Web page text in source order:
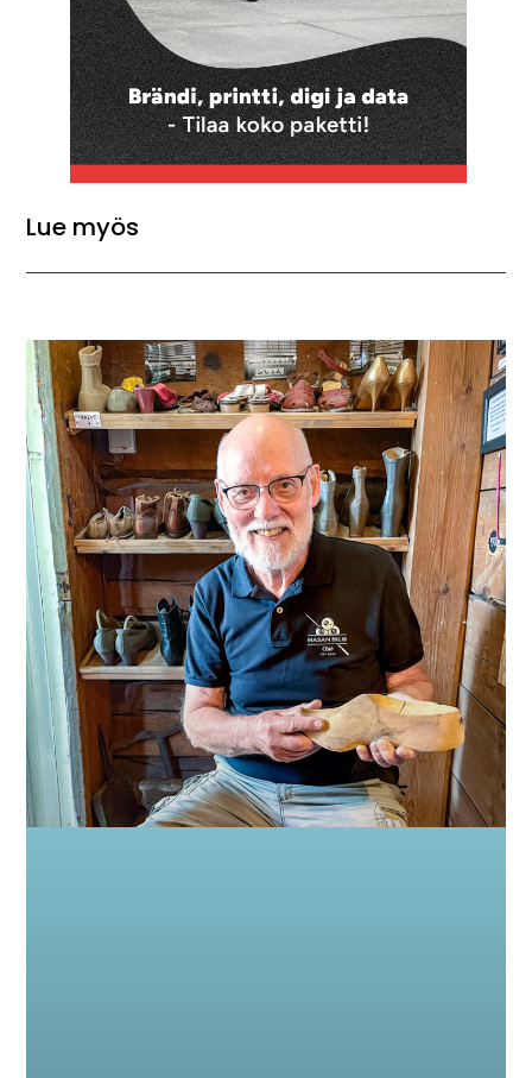
Lue myös